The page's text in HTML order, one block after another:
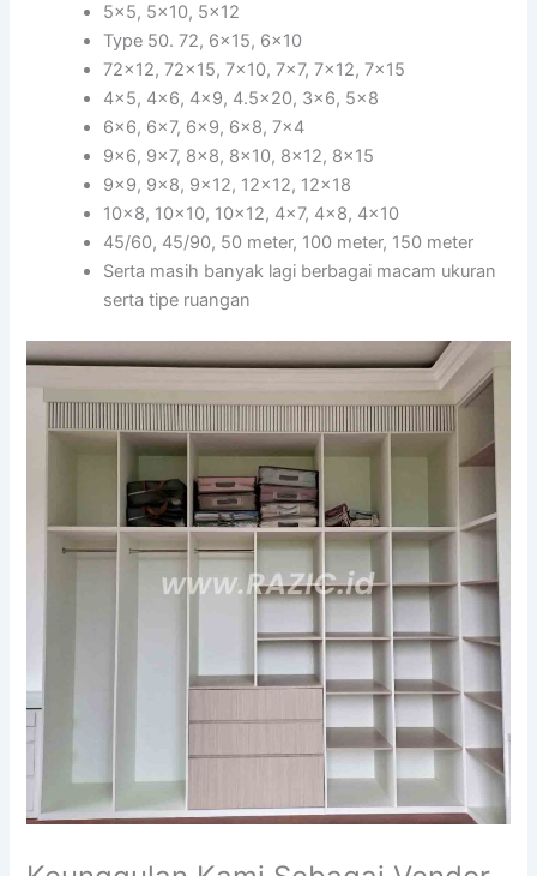
5×5, 5×10, 5×12
Type 50. 72, 6×15, 6×10
72×12, 72×15, 7×10, 7×7, 7×12, 7×15
4×5, 4×6, 4×9, 4.5×20, 3×6, 5×8
6×6, 6×7, 6×9, 6×8, 7×4
9×6, 9×7, 8×8, 8×10, 8×12, 8×15
9×9, 9×8, 9×12, 12×12, 12×18
10×8, 10×10, 10×12, 4×7, 4×8, 4×10
45/60, 45/90, 50 meter, 100 meter, 150 meter
Serta masih banyak lagi berbagai macam ukuran
serta tipe ruangan